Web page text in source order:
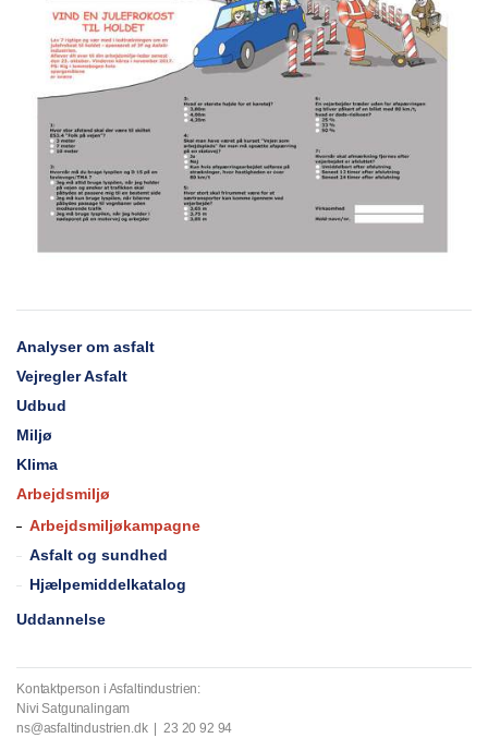
Analyser om asfalt
Vejregler Asfalt
Udbud
Miljø
Klima
Arbejdsmiljø
Arbejdsmiljøkampagne
Asfalt og sundhed
Hjælpemiddelkatalog
Uddannelse
Kontaktperson i Asfaltindustrien:
Nivi Satgunalingam
ns@asfaltindustrien.dk | 23 20 92 94